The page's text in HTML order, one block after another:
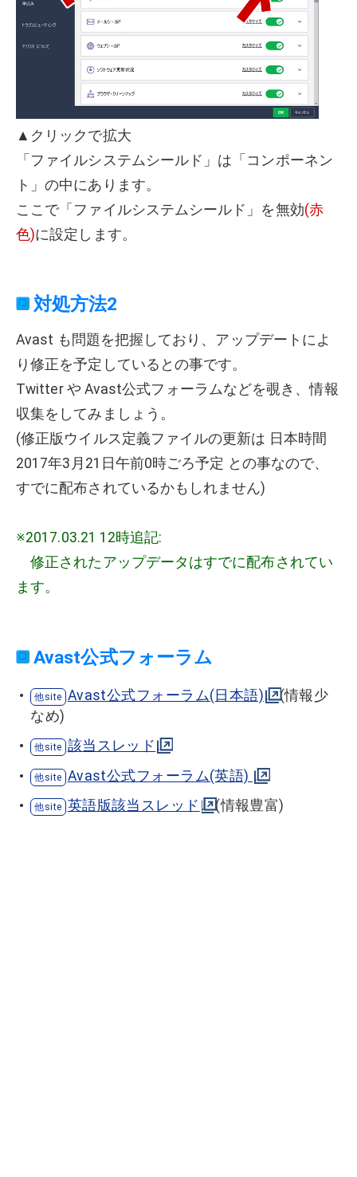
▲クリックで拡大
「ファイルシステムシールド」は「コンポーネン
ト」の中にあります。
ここで「ファイルシステムシールド」を無効(赤
色)に設定します。
対処方法2
Avast も問題を把握しており、アップデートによ
り修正を予定しているとの事です。
Twitter や Avast公式フォーラムなどを覗き、情報
収集をしてみましょう。
(修正版ウイルス定義ファイルの更新は 日本時間
2017年3月21日午前0時ごろ予定 との事なので、
すでに配布されているかもしれません)
※2017.03.21 12時追記:
修正されたアップデータはすでに配布されてい
ます。
Avast公式フォーラム
Avast公式フォーラム(日本語)
(情報少
なめ)
該当スレッド
Avast公式フォーラム(英語)
英語版該当スレッド
(情報豊富)